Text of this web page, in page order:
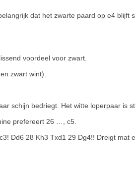
dat het zwarte paard op e4 blijft
voordeel voor zwart.
zwart wint).
schijn bedriegt. Het witte loperpaar is
prefereert 26 …, c5.
Dd6 28 Kh3 Txd1 29 Dg4!! Dreigt mat